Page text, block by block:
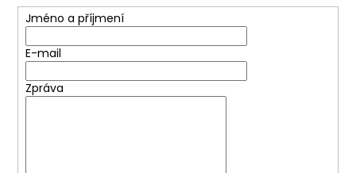
Jméno a příjmení
E-mail
Zpráva